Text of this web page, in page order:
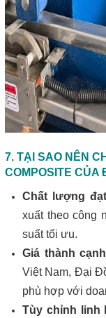
7. TẠI SAO NÊN
COMPOSITE CỦA
Chất lượng
xuất theo công
suất tối ưu.
Giá thành
Việt Nam, Đại
phù hợp với
Tùy chỉnh linh